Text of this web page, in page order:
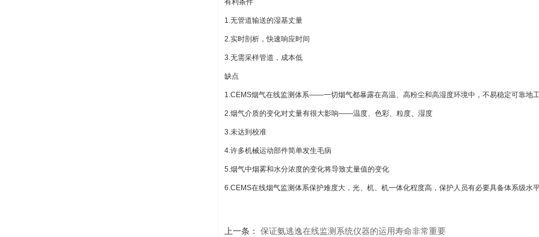
有利条件
1.无管道输送的湿基丈量
2.实时剖析，快速响应时间
3.无需采样管道，成本低
缺点
1.CEMS烟气在线监测体系——一切烟气都暴露在高温、高粉尘和高湿度环境中，不易稳定可靠地
2.烟气介质的变化对丈量有很大影响——温度、色彩、粒度、湿度
3.未达到校准
4.许多机械运动部件简单发生毛病
5.烟气中烟雾和水分浓度的变化将导致丈量值的变化
6.CEMS在线烟气监测体系保护难度大，光、机、机一体化程度高，保护人员有必要具备体系级水
上一条： 保证氨逃逸在线监测系统仪器的运用寿命非常重要